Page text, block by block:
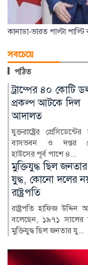
কানাডা-ভারত পাল্টা
সবচেয়ে
পঠিত
কনসার্টে শিল্পী
মাথায় বোতল নিক্ষেপ
জুলাই গণ-অভ্যুত্থানের
উপলক্ষে রাজধানীর
অ্যাভিনিউয়ে আয়োজ...
ত্রিপক্ষীয় প্রতিরক্ষা
কি বলছে আরব
দেশগুলো?
তুরস্ক, সৌদি
পাকিস্তানের মধ্যে
প্রতিরক্ষা চুক্তিকে স্বাগত